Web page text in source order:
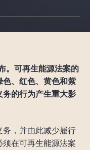
。可再生能源法案的
、红色、黄色和紫
的行为产生重大影
，并由此减少履行
在可再生能源法案